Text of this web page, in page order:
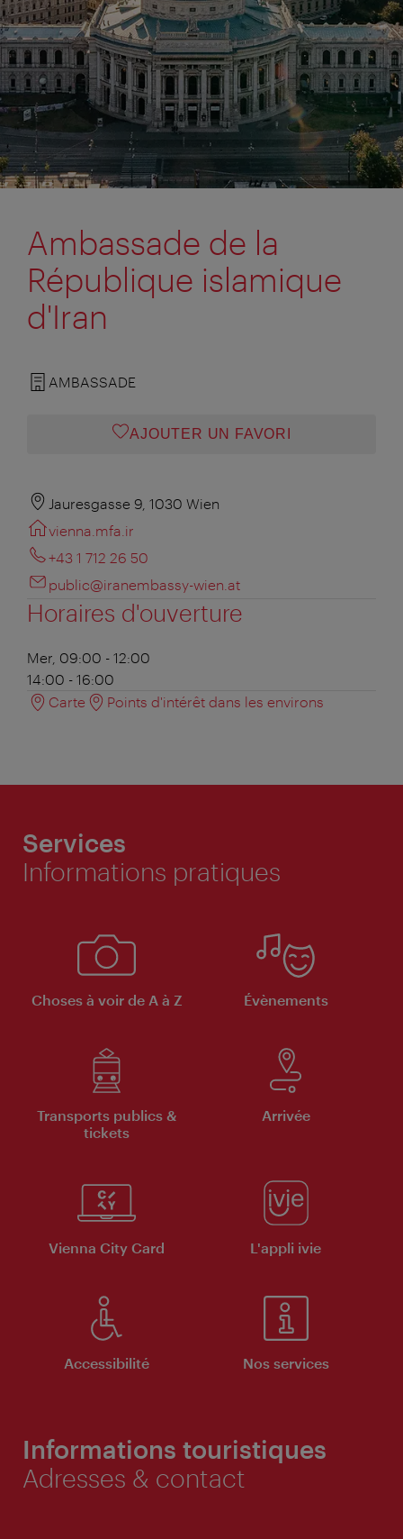
Ambassade de la
République islamique
d'Iran
AMBASSADE
AJOUTER UN FAVORI
Jauresgasse 9, 1030 Wien
vienna.mfa.ir
+43 1 712 26 50
public@iranembassy-wien.at
Horaires d'ouverture
Mer, 09:00 - 12:00
14:00 - 16:00
Carte
Points d'intérêt dans les environs
Services
Informations pratiques
Choses à voir de A à Z Évènements
Transports publics &
tickets
Arrivée
Vienna City Card L'appli ivie
Accessibilité Nos services
Informations touristiques
Adresses & contact